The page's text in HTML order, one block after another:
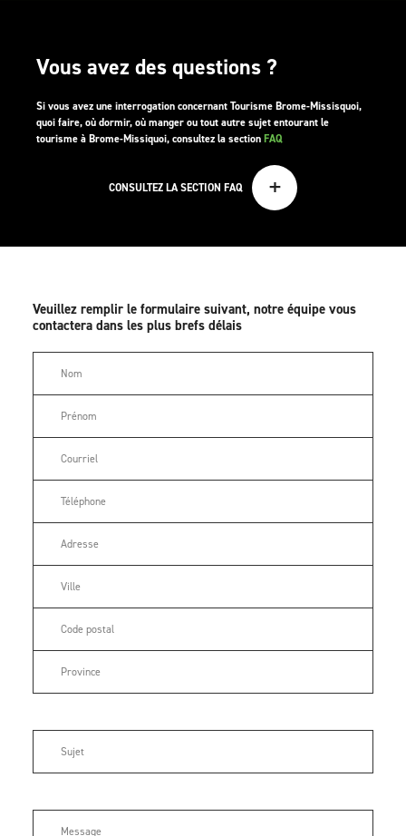
Vous avez des questions ?
Si vous avez une interrogation concernant Tourisme Brome-Missisquoi,
quoi faire, où dormir, où manger ou tout autre sujet entourant le
tourisme à Brome-Missiquoi, consultez la sectionFAQ
CONSULTEZ LA SECTION FAQ +
Veuillez remplir le formulaire suivant, notre équipe vous
contactera dans les plus brefs délais